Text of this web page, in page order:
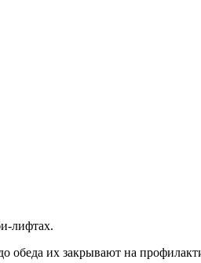
лифтах.
обеда их закрывают на